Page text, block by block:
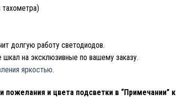
тахометра)
долгую работу светодиодов.
на эксклюзивные по вашему заказу.
яркостью.
пожелания и цвета подсветки в “Примечании”